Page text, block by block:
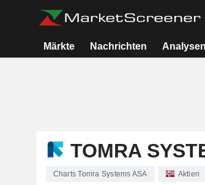
Märkte Nachrichten Analysen
TOMRA
Charts Tomra Systems ASA Aktien